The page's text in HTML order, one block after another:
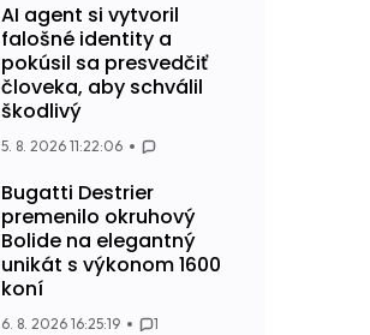
AI agent si vytvoril
falošné identity a
pokúsil sa presvedčiť
človeka, aby schválil
škodlivý
5. 8. 2026 11:22:06
Bugatti Destrier
premenilo okruhový
Bolide na elegantný
unikát s výkonom 1600
koní
6. 8. 2026 16:25:19 1